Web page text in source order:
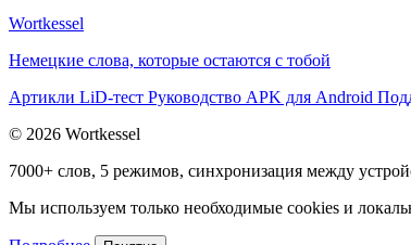
Wortkessel
Немецкие слова, которые остаются с тобой
Артикли LiD-тест Руководство APK для Android
© 2026 Wortkessel
7000+ слов, 5 режимов, синхронизация между
Мы используем только необходимые cookies и